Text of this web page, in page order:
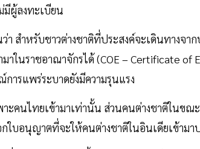
ผู้ลงทะเบียน
า สำหรับชาวต่างชาติที่ประสงค์จะเดินทางจ
าในราชอาณาจักรได้ (COE – Certificate of
ารแพร่ระบาดยังมีความรุนแรง
ะคนไทยเข้ามาเท่านั้น ส่วนคนต่างชาติในขณ
กใบอนุญาตที่จะให้คนต่างชาติในอินเดียเข้าม